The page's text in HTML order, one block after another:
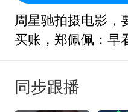
周星驰拍摄电影，
买账，郑佩佩：早
同步跟播